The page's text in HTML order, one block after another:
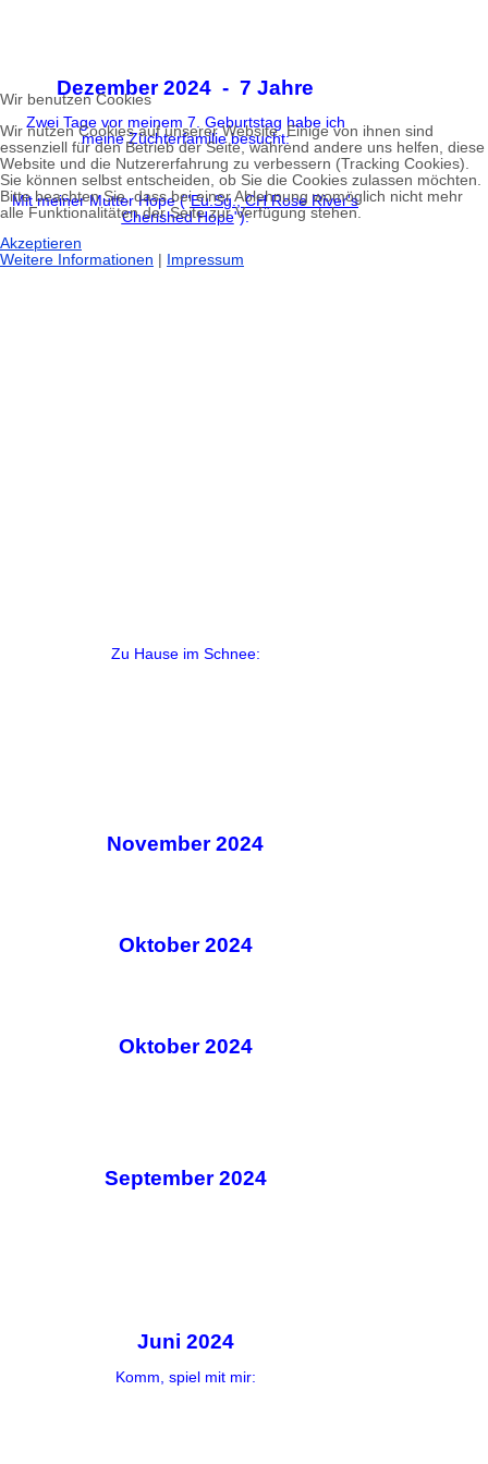
Dezember 2024 - 7 Jahre
Zwei Tage vor meinem 7. Geburtstag habe ich
meine Züchterfamilie besucht:
Mit meiner Mutter Hope ("Eu.Sg., CH Rose River's
Cherished Hope"):
Zu Hause im Schnee:
November 2024
Oktober 2024
Oktober 2024
September 2024
Juni 2024
Komm, spiel mit mir:
Wir benutzen Cookies
Wir nutzen Cookies auf unserer Website. Einige von ihnen sind
essenziell für den Betrieb der Seite, während andere uns helfen, diese
Website und die Nutzererfahrung zu verbessern (Tracking Cookies).
Sie können selbst entscheiden, ob Sie die Cookies zulassen möchten.
Bitte beachten Sie, dass bei einer Ablehnung womöglich nicht mehr
alle Funktionalitäten der Seite zur Verfügung stehen.
Akzeptieren
Weitere Informationen
Impressum